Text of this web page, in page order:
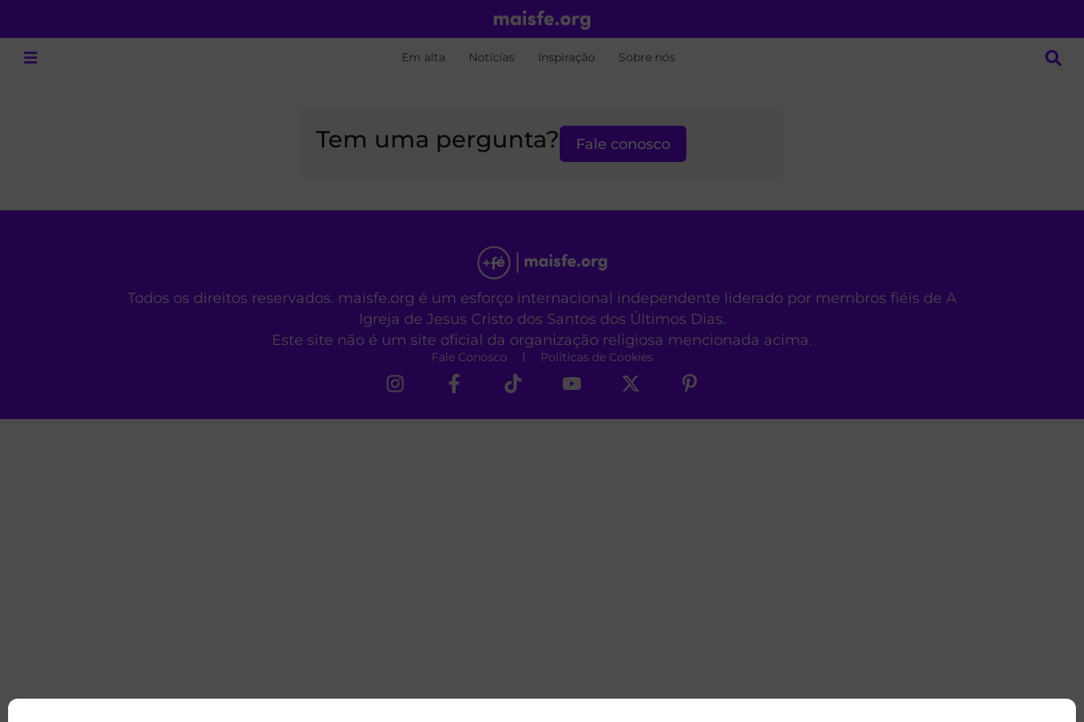
Em alta Notícias Inspiração Sobre nós
Tem uma pergunta? Fale conosco
Todos os direitos reservados. maisfe.org é um esforço internacional independente liderado por membros fiéis de A
Igreja de Jesus Cristo dos Santos dos Últimos Dias.
Este site não é um site oficial da organização religiosa mencionada acima.
Fale Conosco Políticas de Cookies